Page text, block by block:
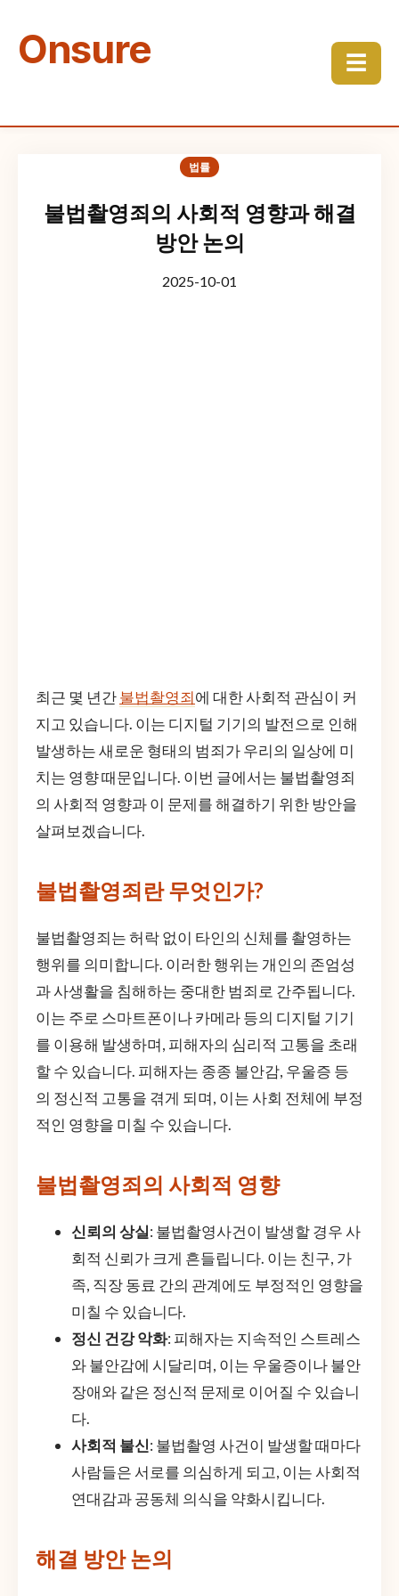
Onsure ☰
법률
불법촬영죄의 사회적 영향과 해결
방안 논의
2025-10-01
최근 몇 년간불법촬영죄에 대한 사회적 관심이 커
지고 있습니다. 이는 디지털 기기의 발전으로 인해
발생하는 새로운 형태의 범죄가 우리의 일상에 미
치는 영향 때문입니다. 이번 글에서는 불법촬영죄
의 사회적 영향과 이 문제를 해결하기 위한 방안을
살펴보겠습니다.
불법촬영죄란 무엇인가?
불법촬영죄는 허락 없이 타인의 신체를 촬영하는
행위를 의미합니다. 이러한 행위는 개인의 존엄성
과 사생활을 침해하는 중대한 범죄로 간주됩니다.
이는 주로 스마트폰이나 카메라 등의 디지털 기기
를 이용해 발생하며, 피해자의 심리적 고통을 초래
할 수 있습니다. 피해자는 종종 불안감, 우울증 등
의 정신적 고통을 겪게 되며, 이는 사회 전체에 부정
적인 영향을 미칠 수 있습니다.
불법촬영죄의 사회적 영향
신뢰의 상실: 불법촬영사건이 발생할 경우 사
회적 신뢰가 크게 흔들립니다. 이는 친구, 가
족, 직장 동료 간의 관계에도 부정적인 영향을
미칠 수 있습니다.
정신 건강 악화: 피해자는 지속적인 스트레스
와 불안감에 시달리며, 이는 우울증이나 불안
장애와 같은 정신적 문제로 이어질 수 있습니
다.
사회적 불신: 불법촬영 사건이 발생할 때마다
사람들은 서로를 의심하게 되고, 이는 사회적
연대감과 공동체 의식을 약화시킵니다.
해결 방안 논의